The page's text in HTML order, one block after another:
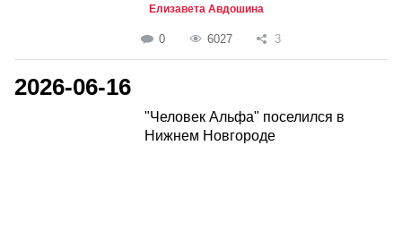
Елизавета Авдошина
0 6027 3
2026-06-16
"Человек Альфа" поселился в
Нижнем Новгороде